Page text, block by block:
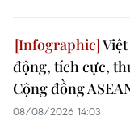
động, tích cực,
Cộng đồng
08/08/2026 14:03